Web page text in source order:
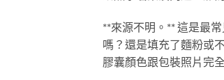
**來源不明。** 這是最
嗎？還是填充了麵粉或
膠囊顏色跟包裝照片完